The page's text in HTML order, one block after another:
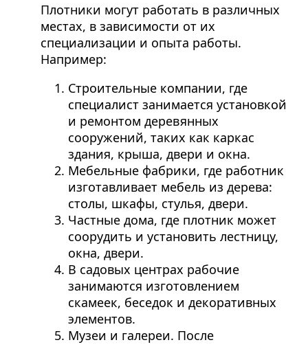
Плотники могут работать в различных
местах, в зависимости от их
специализации и опыта работы.
Например:
Строительные компании, где
специалист занимается установкой
и ремонтом деревянных
сооружений, таких как каркас
здания, крыша, двери и окна.
Мебельные фабрики, где работник
изготавливает мебель из дерева:
столы, шкафы, стулья, двери.
Частные дома, где плотник может
соорудить и установить лестницу,
окна, двери.
В садовых центрах рабочие
занимаются изготовлением
скамеек, беседок и декоративных
элементов.
Музеи и галереи. После